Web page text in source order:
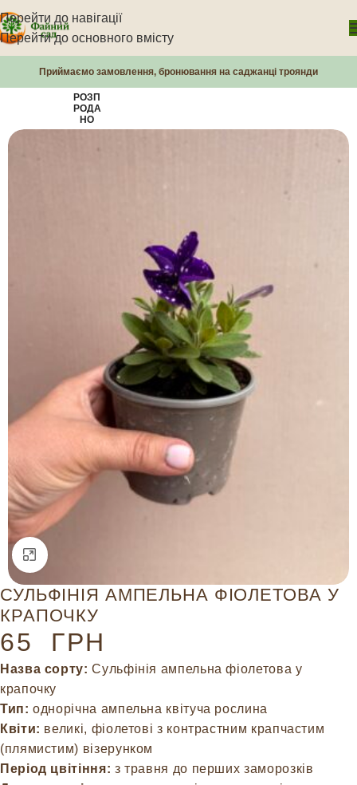
Перейти до навігації
Перейти до основного вмісту
Приймаємо замовлення, бронювання на саджанці троянди
РОЗП
РОДА
НО
Натисніть, щоб збільшити
СУЛЬФІНІЯ АМПЕЛЬНА ФІОЛЕТОВА У
КРАПОЧКУ
65 ГРН
Назва сорту: Сульфінія ампельна фіолетова у
крапочку
Тип: однорічна ампельна квітуча рослина
Квіти: великі, фіолетові з контрастним крапчастим
(плямистим) візерунком
Період цвітіння: з травня до перших заморозків